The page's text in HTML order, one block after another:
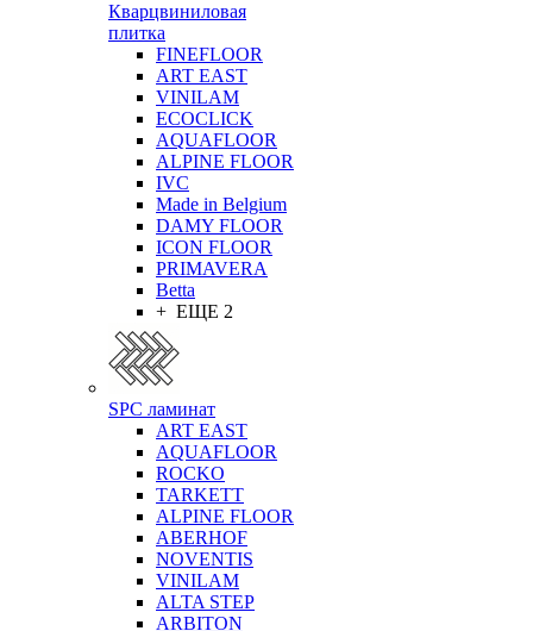
Кварцвиниловая
плитка
FINEFLOOR
ART EAST
VINILAM
ECOCLICK
AQUAFLOOR
ALPINE FLOOR
IVC
Made in Belgium
DAMY FLOOR
ICON FLOOR
PRIMAVERA
Betta
+ ЕЩЕ 2
SPC ламинат
ART EAST
AQUAFLOOR
ROCKO
TARKETT
ALPINE FLOOR
ABERHOF
NOVENTIS
VINILAM
ALTA STEP
ARBITON